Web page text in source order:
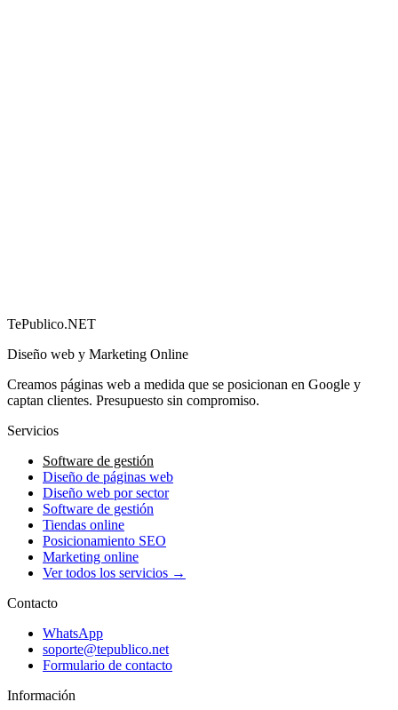
→
TePublico.NET
Diseño web y Marketing Online
Creamos páginas web a medida que se posicionan en Google y
captan clientes. Presupuesto sin compromiso.
Servicios
Software de gestión
Diseño de páginas web
Diseño web por sector
Software de gestión
Tiendas online
Posicionamiento SEO
Marketing online
Ver todos los servicios →
Contacto
WhatsApp
soporte@tepublico.net
Formulario de contacto
Información